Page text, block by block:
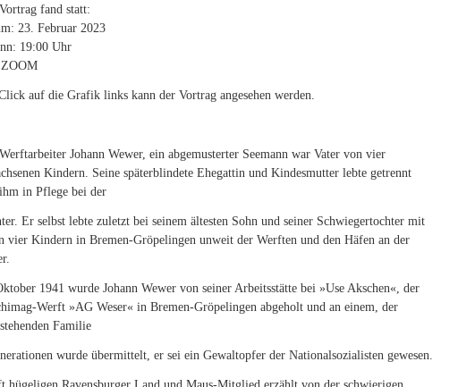
fand statt:
23. Februar 2023
19:00 Uhr
auf die Grafik links kann der Vortrag angesehen werden.
Johann Wewer, ein abgemusterter Seemann war Vater von vier
Kindern. Seine späterblindete Ehegattin und Kindesmutter lebte getrennt
in Pflege bei der
Er selbst lebte zuletzt bei seinem ältesten Sohn und seiner Schwiegertochter mit
vier Kindern in Bremen-Gröpelingen unweit der Werften und den Häfen an der
1941 wurde Johann Wewer von seiner Arbeitsstätte bei »Use Akschen«, der
Werft »AG Weser« in Bremen-Gröpelingen abgeholt und an einem, der
Familie
wurde übermittelt, er sei ein Gewaltopfer der Nationalsozialisten gewesen.